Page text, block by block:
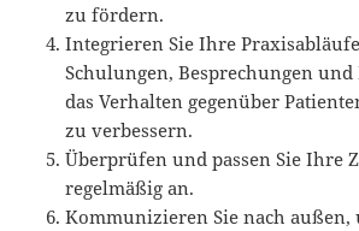
zu fördern.
Integrieren Sie Ihre
Schulungen, Besprechungen
das Verhalten gegenüber
zu verbessern.
Überprüfen und passen Sie Ihre
regelmäßig an.
Kommunizieren Sie nach außen,